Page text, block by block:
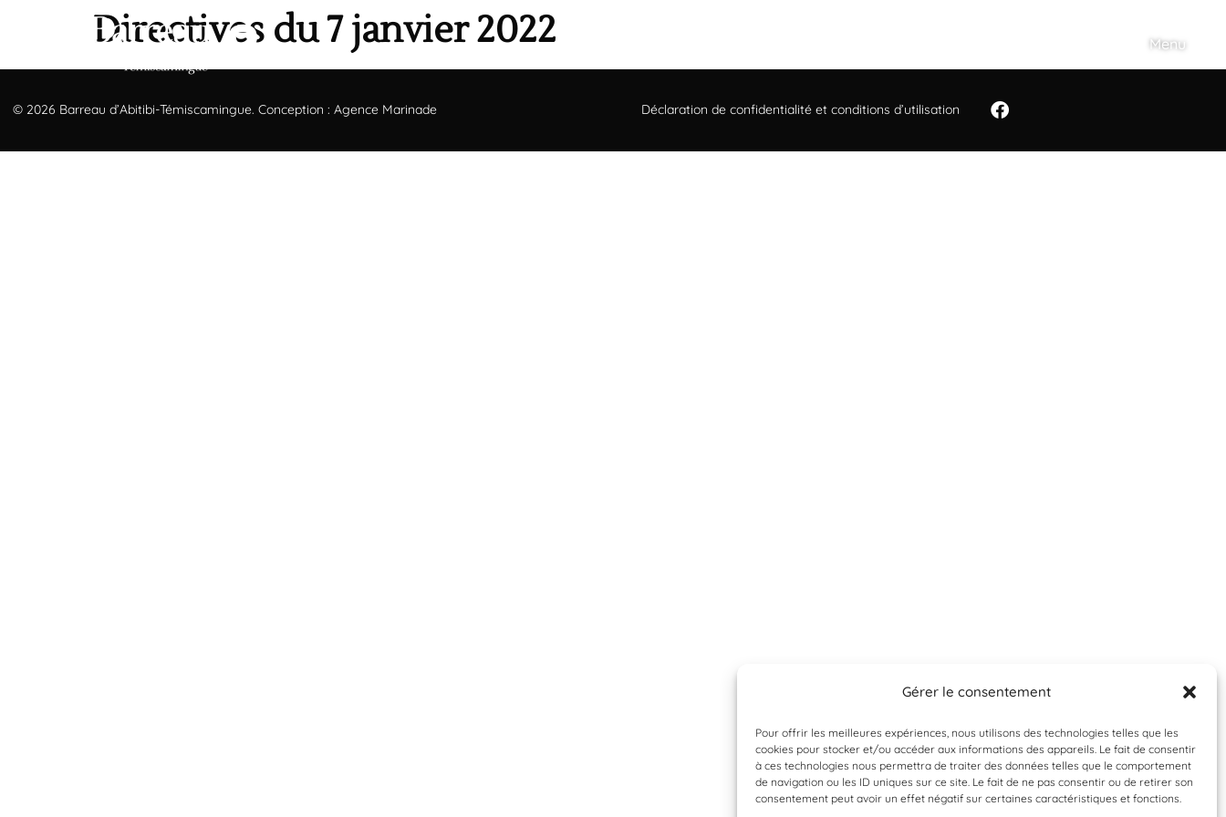
Gérer le consentement
Pour offrir les meilleures expériences, nous utilisons des technologies telles que les
cookies pour stocker et/ou accéder aux informations des appareils. Le fait de consentir
à ces technologies nous permettra de traiter des données telles que le comportement
de navigation ou les ID uniques sur ce site. Le fait de ne pas consentir ou de retirer son
consentement peut avoir un effet négatif sur certaines caractéristiques et fonctions.
Menu
Directives du 7 janvier 2022
© 2026 Barreau d’Abitibi-Témiscamingue. Conception : Agence Marinade Déclaration de confidentialité et conditions d’utilisation